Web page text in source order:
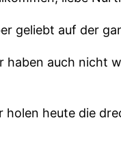
geliebt auf der
haben auch nicht
holen heute die